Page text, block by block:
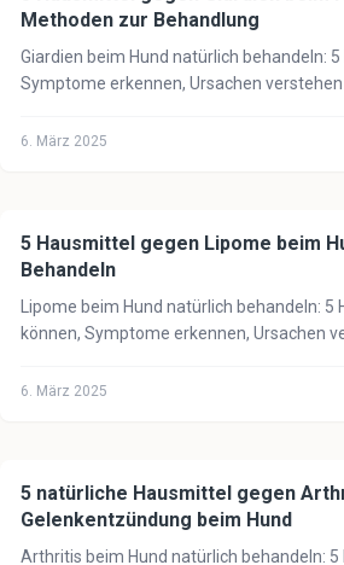
Methoden zur Behandlung
Giardien beim Hund natürlich behandeln:
Symptome erkennen, Ursachen
6. März 2025
🐕 Hund
5 Hausmittel gegen Lipome beim
Behandeln
Lipome beim Hund natürlich behandeln:
können, Symptome erkennen, Ursachen
6. März 2025
🐕 Hund
5 natürliche Hausmittel gegen
Gelenkentzündung beim Hund
Arthritis beim Hund natürlich behandeln: